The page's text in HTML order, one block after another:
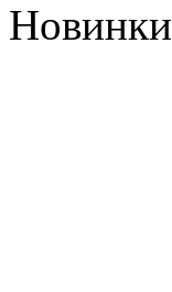
Новинки